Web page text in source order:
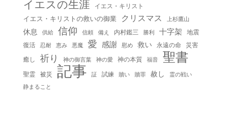
イエスの生涯
イエス・キリスト
イエス・キリストの救いの御業
クリスマス 上杉鷹山
休息 供給 信仰 信頼 備え 内村鑑三 勝利 十字架
地震
復活
忍耐 恵み 悪魔 愛 感謝 慰め 救い 永遠の命
災害
癒し
祈り 神の御言葉 神の愛 神の本質 福音 聖書
聖霊 被災 記事 証 試練 贖い 贖罪 赦し 霊の戦い
静まること